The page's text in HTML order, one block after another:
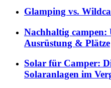
Glamping vs.
Nachhaltig campen:
Ausrüstung & Plätze
Solar für Camper:
Solaranlagen im